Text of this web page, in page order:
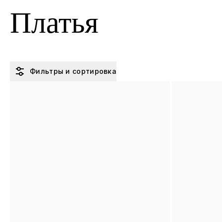
Платья
Фильтры и сортировка